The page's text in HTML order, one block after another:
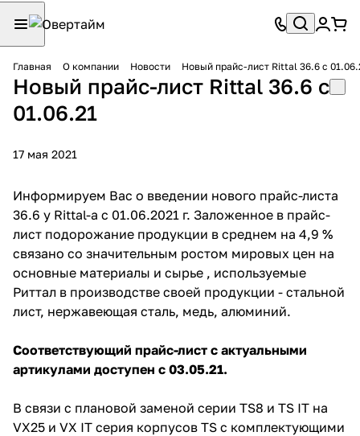
Главная О компании Новости Новый прайс-лист Rittal 36.6 с
Новый прайс-лист Rittal 36.6 с
01.06.21
17 мая 2021
Информируем Вас о введении нового прайс-листа
36.6 у Rittal-а с 01.06.2021 г. Заложенное в прайс-
лист подорожание продукции в среднем на 4,9 %
связано со значительным ростом мировых цен на
основные материалы и сырье , используемые
Риттал в производстве своей продукции - стальной
лист, нержавеющая сталь, медь, алюминий.
Соответствующий прайс-лист с актуальными
артикулами доступен с 03.05.21.
В связи с плановой заменой серии TS8 и ТS IT на
VX25 и VX IT серия корпусов TS с комплектующими